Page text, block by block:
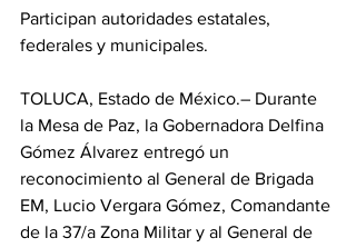
Participan autoridades estatales,
federales y municipales.
TOLUCA, Estado de México.– Durante
la Mesa de Paz, la Gobernadora Delfina
Gómez Álvarez entregó un
reconocimiento al General de Brigada
EM, Lucio Vergara Gómez, Comandante
de la 37/a Zona Militar y al General de